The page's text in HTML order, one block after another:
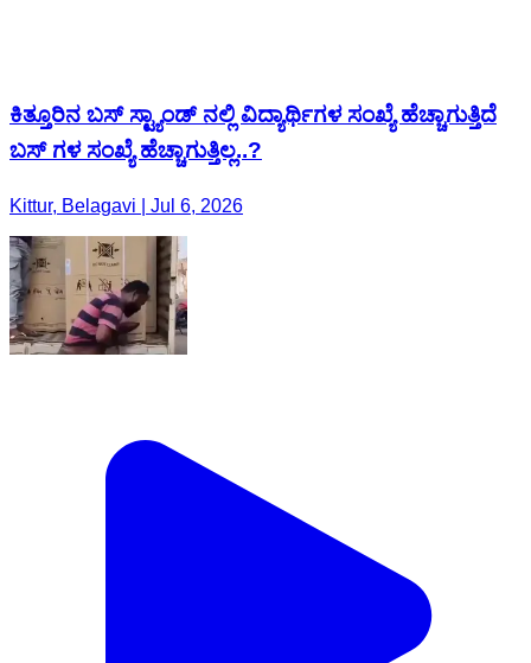
ಕಿತ್ತೂರಿನ ಬಸ್ ಸ್ಟ್ಯಾಂಡ್ ನಲ್ಲಿ ವಿದ್ಯಾರ್ಥಿಗಳ ಸಂಖ್ಯೆ ಹೆಚ್ಚಾಗುತ್ತಿದೆ
ಬಸ್ ಗಳ ಸಂಖ್ಯೆ ಹೆಚ್ಚಾಗುತ್ತಿಲ್ಲ..?
Kittur, Belagavi | Jul 6, 2026